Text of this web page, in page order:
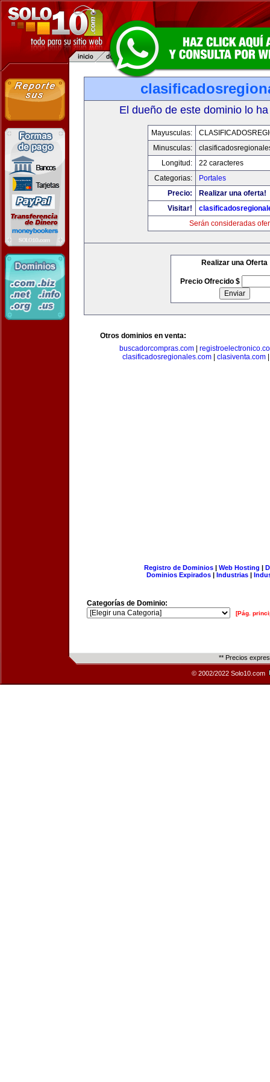
El dueño de este dominio lo
Mayusculas:
Minusculas:
Longitud:
22 caracteres
Categorias:
Portales
Precio:
Realizar una oferta!
Visitar!
Serán consideradas
Realizar una Oferta
Precio Ofrecido $
Otros dominios en venta:
buscadorcompras.com
clasificadosregionales.com| clasiventa.com
Registro de Dominios| Web Hosting |
Dominios Expirados | Industrias |
Categorías de Dominio:
[Pág.
** Precios
© 2002/2022 Solo10.com